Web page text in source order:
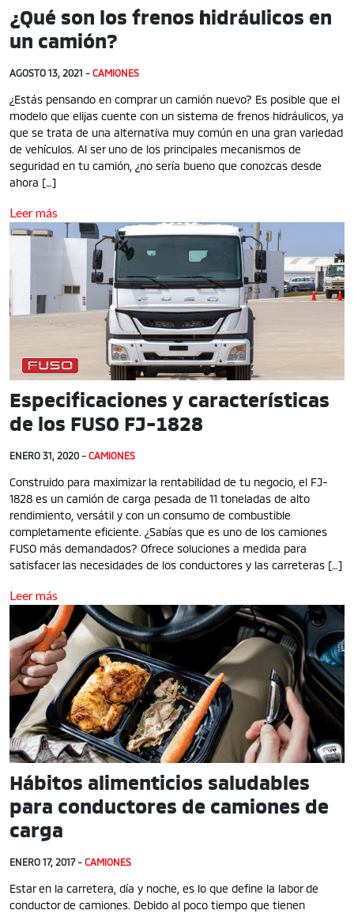
¿Qué son los frenos hidráulicos en
un camión?
AGOSTO 13, 2021 - CAMIONES
¿Estás pensando en comprar un camión nuevo? Es posible que el
modelo que elijas cuente con un sistema de frenos hidráulicos, ya
que se trata de una alternativa muy común en una gran variedad
de vehículos. Al ser uno de los principales mecanismos de
seguridad en tu camión, ¿no sería bueno que conozcas desde
ahora […]
Leer más
Especificaciones y características
de los FUSO FJ-1828
ENERO 31, 2020 - CAMIONES
Construido para maximizar la rentabilidad de tu negocio, el FJ-
1828 es un camión de carga pesada de 11 toneladas de alto
rendimiento, versátil y con un consumo de combustible
completamente eficiente. ¿Sabías que es uno de los camiones
FUSO más demandados? Ofrece soluciones a medida para
satisfacer las necesidades de los conductores y las carreteras […]
Leer más
Hábitos alimenticios saludables
para conductores de camiones de
carga
ENERO 17, 2017 - CAMIONES
Estar en la carretera, día y noche, es lo que define la labor de
conductor de camiones. Debido al poco tiempo que tienen